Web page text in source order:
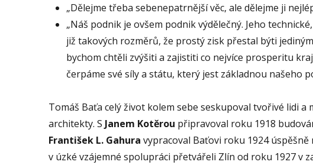
„Dělejme třeba sebenepatrnější věc, ale dělejme ji
„Náš podnik je ovšem podnik výdělečný. Jeho
již takových rozměrů, že prostý zisk přestal býti
bychom chtěli zvýšiti a zajistiti co nejvíce prosperitu
čerpáme své síly a státu, který jest základnou našeho
Tomáš Baťa celý život kolem sebe seskupoval tvořivé lidi
architekty. S Janem Kotěrou připravoval roku 1918
František L. Gahura vypracoval Baťovi roku 1924
v úzké vzájemné spolupráci přetvářeli Zlín od roku 1927 v